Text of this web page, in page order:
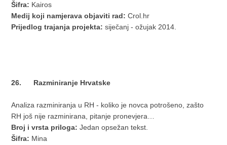
Šifra: Kairos
Medij koji namjerava objaviti rad: Crol.hr
Prijedlog trajanja projekta: siječanj - ožujak 2014.
26. Razminiranje Hrvatske
Analiza razminiranja u RH - koliko je novca potrošeno, zašto
RH još nije razminirana, pitanje pronevjera…
Broj i vrsta priloga: Jedan opsežan tekst.
Šifra: Mina